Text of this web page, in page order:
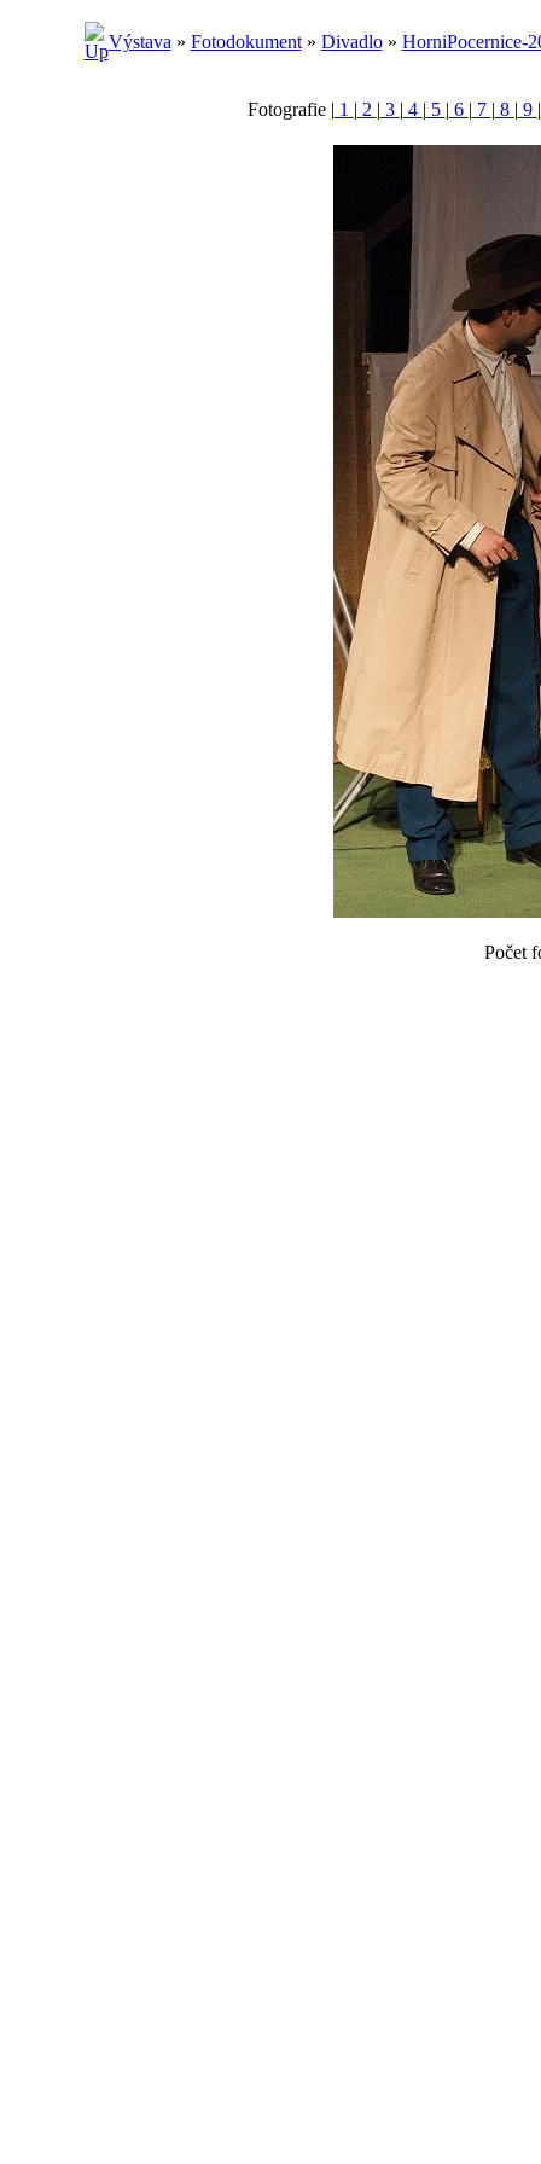
Výstava » Fotodokument» Divadlo» HorniPocernice-
Fotografie | 1 | 2 | 3 | 4 | 5 | 6 | 7 | 8 | 9 |
Počet